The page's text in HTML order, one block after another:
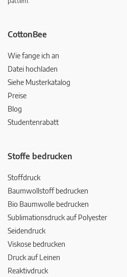
CottonBee
Wie fange ich an
Datei hochladen
Siehe Musterkatalog
Preise
Blog
Studentenrabatt
Stoffe bedrucken
Stoffdruck
Baumwollstoff bedrucken
Bio Baumwolle bedrucken
Sublimationsdruck auf Polyester
Seidendruck
Viskose bedrucken
Druck auf Leinen
Reaktivdruck